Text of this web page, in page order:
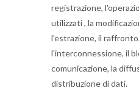
registrazione,
utilizzati , la
l'estrazione, il
l'interconnessione, il
comunicazione, la
distribuzione di dati.